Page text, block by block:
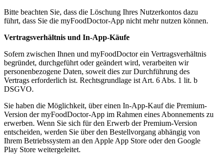
Bitte beachten Sie, dass die Löschung Ihres Nutzerkontos dazu
führt, dass Sie die myFoodDoctor-App nicht mehr nutzen können.
Vertragsverhältnis und In-App-Käufe
Sofern zwischen Ihnen und myFoodDoctor ein Vertragsverhältnis
begründet, durchgeführt oder geändert wird, verarbeiten wir
personenbezogene Daten, soweit dies zur Durchführung des
Vertrags erforderlich ist. Rechtsgrundlage ist Art. 6 Abs. 1 lit. b
DSGVO.
Sie haben die Möglichkeit, über einen In-App-Kauf die Premium-
Version der myFoodDoctor-App im Rahmen eines Abonnements zu
erwerben. Wenn Sie sich für den Erwerb der Premium-Version
entscheiden, werden Sie über den Bestellvorgang abhängig von
Ihrem Betriebssystem an den Apple App Store oder den Google
Play Store weitergeleitet.